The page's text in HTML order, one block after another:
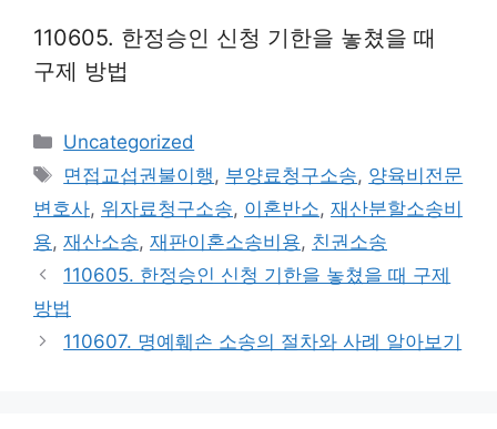
110605. 한정승인 신청 기한을 놓쳤을 때
구제 방법
Categories
Uncategorized
Tags
면접교섭권불이행 , 부양료청구소송, 양육비전문
변호사, 위자료청구소송, 이혼반소, 재산분할소송비
용, 재산소송, 재판이혼소송비용, 친권소송
110605. 한정승인 신청 기한을 놓쳤을 때 구제
방법
110607. 명예훼손 소송의 절차와 사례 알아보기